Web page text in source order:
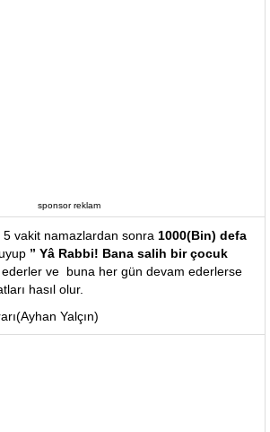
sponsor reklam
vakit namazlardan sonra 1000(Bin) defa
” Yâ Rabbi! Bana salih bir çocuk
ve buna her gün devam ederlerse
hasıl olur.
Yalçın)